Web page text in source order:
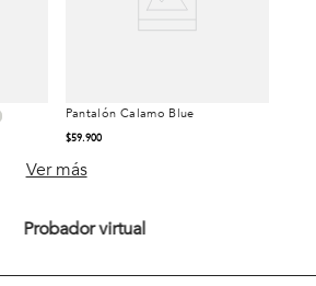
Pantalón Calamo Blue
$59.900
Talla
Ver más
Probador virtual